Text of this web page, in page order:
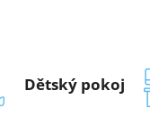
Dětský pokoj